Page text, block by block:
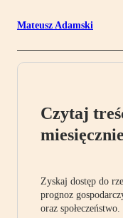
Mateusz Adamski
Czytaj
Zyskaj dostęp do
prognoz
oraz społeczeństwo.